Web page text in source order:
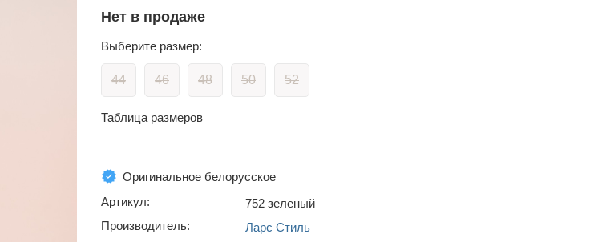
Нет в продаже
Выберите размер:
44 46 48 50 52
Таблица размеров
Оригинальное белорусское
Артикул:
752 зеленый
Производитель:
Ларс Стиль